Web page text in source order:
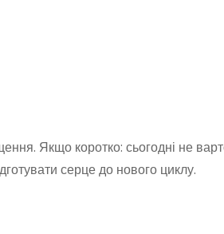
Якщо коротко: сьогодні не
серце до нового циклу.